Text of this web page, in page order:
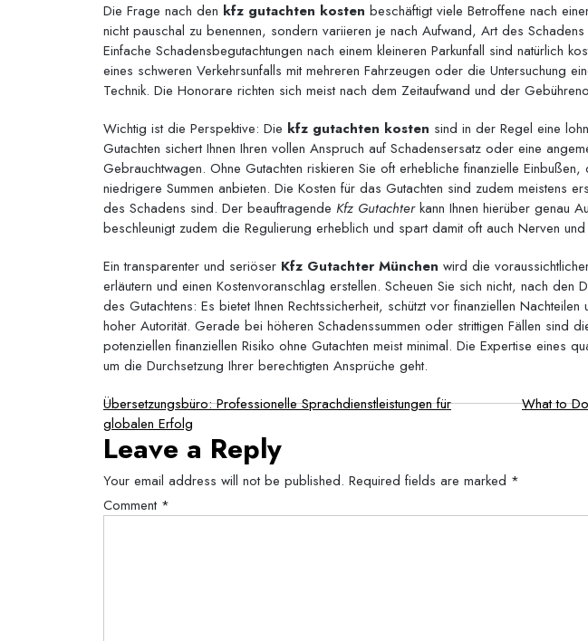
Die Frage nach den kfz gutachten kosten beschäftigt viele Betroffene nach
nicht pauschal zu benennen, sondern variieren je nach Aufwand, Art des
Einfache Schadensbegutachtungen nach einem kleineren Parkunfall sind natürlich
eines schweren Verkehrsunfalls mit mehreren Fahrzeugen oder die Untersuchung
Technik. Die Honorare richten sich meist nach dem Zeitaufwand und der
Wichtig ist die Perspektive: Die kfz gutachten kosten sind in der Regel eine
Gutachten sichert Ihnen Ihren vollen Anspruch auf Schadensersatz oder eine
Gebrauchtwagen. Ohne Gutachten riskieren Sie oft erhebliche finanzielle
niedrigere Summen anbieten. Die Kosten für das Gutachten sind zudem meistens
des Schadens sind. Der beauftragende Kfz Gutachterkann Ihnen hierüber genau
beschleunigt zudem die Regulierung erheblich und spart damit oft auch Nerven
Ein transparenter und seriöser Kfz Gutachter München wird die
erläutern und einen Kostenvoranschlag erstellen. Scheuen Sie sich nicht, nach den
des Gutachtens: Es bietet Ihnen Rechtssicherheit, schützt vor finanziellen
hoher Autorität. Gerade bei höheren Schadenssummen oder strittigen Fällen sind
potenziellen finanziellen Risiko ohne Gutachten meist minimal. Die Expertise eines
um die Durchsetzung Ihrer berechtigten Ansprüche geht.
Post
navigation
Übersetzungsbüro: Professionelle Sprachdienstleistungen für
globalen Erfolg
What to
Leave a Reply
Your email address will not be published. Required fields are marked *
Comment *